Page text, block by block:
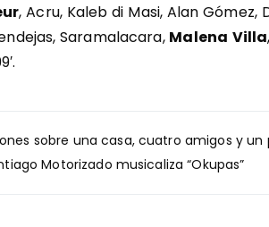
, Acru, Kaleb di Masi, Alan Gómez,
Saramalacara, Malena Villa,
sobre una casa, cuatro amigos y un
Motorizado musicaliza “Okupas”